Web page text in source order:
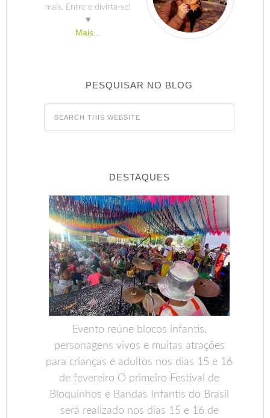
mais. Entre e divirta-se!
♥
Mais...
PESQUISAR NO BLOG
DESTAQUES
Evento reúne blocos infantis,
personagens vivos e muitas atrações
para crianças e adultos nos dias 15 e 16
de fevereiro O primeiro Festival de
Bloquinhos e Bandas Infantis do Brasil
será realizado nos dias 15 e 16 de